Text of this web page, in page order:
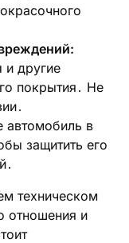
и другие
покрытия․ Не
автомобиль в
защитить его
техническом
отношения и